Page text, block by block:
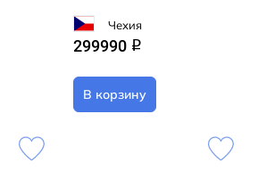
Чехия
299990 q
В корзину